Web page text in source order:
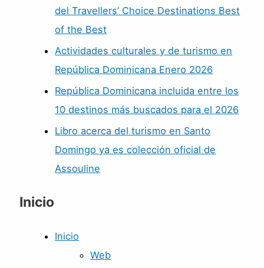
del Travellers’ Choice Destinations Best
of the Best
Actividades culturales y de turismo en
República Dominicana Enero 2026
República Dominicana incluida entre los
10 destinos más buscados para el 2026
Libro acerca del turismo en Santo
Domingo ya es colección oficial de
Assouline
Inicio
Inicio
Web